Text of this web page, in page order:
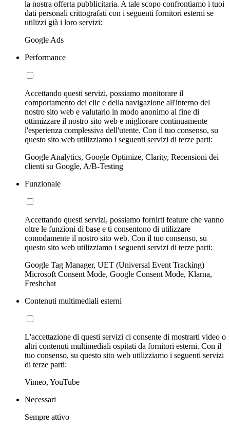
la nostra offerta pubblicitaria. A tale scopo confrontiamo i tuoi
dati personali crittografati con i seguenti fornitori esterni se
utilizzi già i loro servizi:
Google Ads
Performance
Accettando questi servizi, possiamo monitorare il
comportamento dei clic e della navigazione all'interno del
nostro sito web e valutarlo in modo anonimo al fine di
ottimizzare il nostro sito web e migliorare continuamente
l'esperienza complessiva dell'utente. Con il tuo consenso, su
questo sito web utilizziamo i seguenti servizi di terze parti:
Google Analytics, Google Optimize, Clarity, Recensioni dei
clienti su Google, A/B-Testing
Funzionale
Accettando questi servizi, possiamo fornirti feature che vanno
oltre le funzioni di base e ti consentono di utilizzare
comodamente il nostro sito web. Con il tuo consenso, su
questo sito web utilizziamo i seguenti servizi di terze parti:
Google Tag Manager, UET (Universal Event Tracking)
Microsoft Consent Mode, Google Consent Mode, Klarna,
Freshchat
Contenuti multimediali esterni
L'accettazione di questi servizi ci consente di mostrarti video o
altri contenuti multimediali ospitati da fornitori esterni. Con il
tuo consenso, su questo sito web utilizziamo i seguenti servizi
di terze parti:
Vimeo, YouTube
Necessari
Sempre attivo